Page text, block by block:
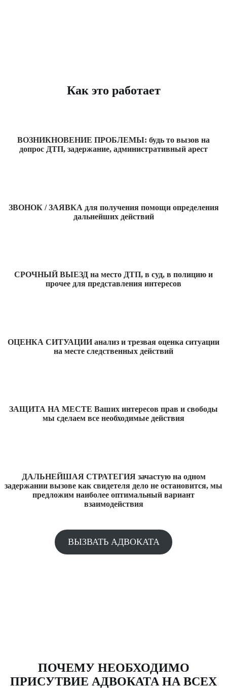
Как это работает
ВОЗНИКНОВЕНИЕ ПРОБЛЕМЫ: будь то вызов на
допрос ДТП, задержание, административный арест
ЗВОНОК / ЗАЯВКА для получения помощи определения
дальнейших действий
СРОЧНЫЙ ВЫЕЗД на место ДТП, в суд, в полицию и
прочее для представления интересов
ОЦЕНКА СИТУАЦИИ анализ и трезвая оценка ситуации
на месте следственных действий
ЗАЩИТА НА МЕСТЕ Ваших интересов прав и свободы
мы сделаем все необходимые действия
ДАЛЬНЕЙШАЯ СТРАТЕГИЯ зачастую на одном
задержании вызове как свидетеля дело не остановится, мы
предложим наиболее оптимальный вариант
взаимодействия
ВЫЗВАТЬ АДВОКАТА
ПОЧЕМУ НЕОБХОДИМО
ПРИСУТВИЕ АДВОКАТА НА ВСЕХ